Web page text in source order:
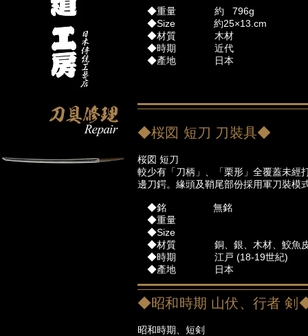
◆重量 約 796g
◆Size 約25×13.cm
◆材質 木材
◆時期 近代
◆產地 日本
桜図 短刀
較少有「刀柄」、「栗形」全覆蓋未經
邊刀鍔。緣頭及鞘尾部份採用軍刀裝模
◆銘 無銘
◆重量
◆Size
◆材質 銅、銀、木材、鮫魚
◆時期 江戸 (18-19世紀)
◆產地 日本
◆桜図 短刀 刀裝具◆
◆昭和時期 山伏、行者 剣
昭和時期、短剣